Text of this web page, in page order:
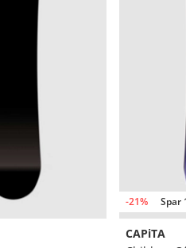
-21% Spar
CAPiTA